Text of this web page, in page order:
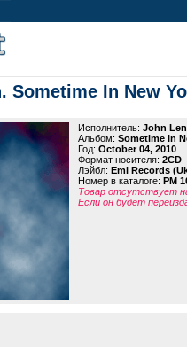
Sometime In New
Исполнитель: John
Альбом: Sometime In
Год: October 04, 2010
Формат носителя: 2CD
Лэйбл: Emi Records
Номер в каталоге: PM
Товар отсутствует
Если он будет